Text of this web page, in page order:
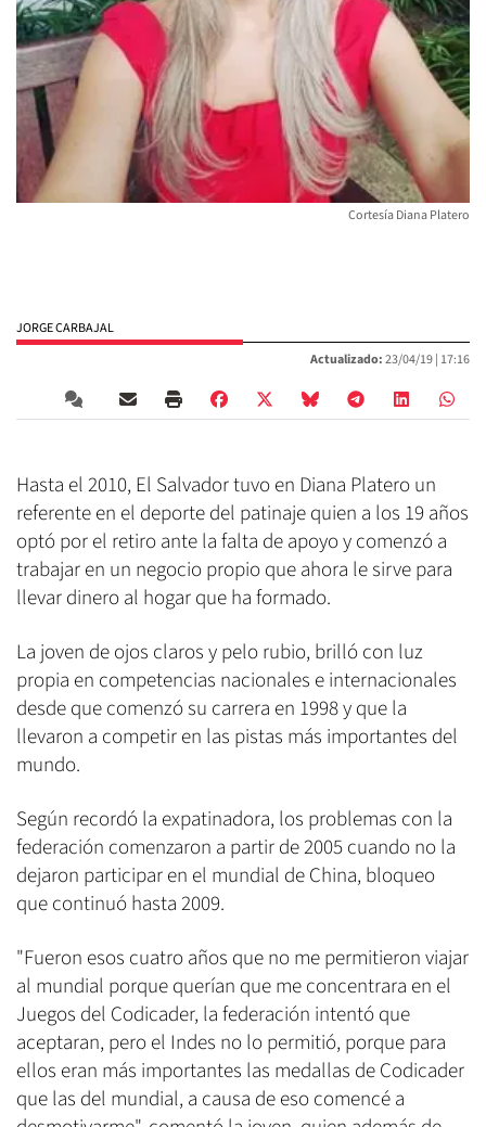
Cortesía Diana Platero
JORGE CARBAJAL
Actualizado:23/04/19 | 17:16
Hasta el 2010, El Salvador tuvo en Diana Platero un
referente en el deporte del patinaje quien a los 19 años
optó por el retiro ante la falta de apoyo y comenzó a
trabajar en un negocio propio que ahora le sirve para
llevar dinero al hogar que ha formado.
La joven de ojos claros y pelo rubio, brilló con luz
propia en competencias nacionales e internacionales
desde que comenzó su carrera en 1998 y que la
llevaron a competir en las pistas más importantes del
mundo.
Según recordó la expatinadora, los problemas con la
federación comenzaron a partir de 2005 cuando no la
dejaron participar en el mundial de China, bloqueo
que continuó hasta 2009.
"Fueron esos cuatro años que no me permitieron viajar
al mundial porque querían que me concentrara en el
Juegos del Codicader, la federación intentó que
aceptaran, pero el Indes no lo permitió, porque para
ellos eran más importantes las medallas de Codicader
que las del mundial, a causa de eso comencé a